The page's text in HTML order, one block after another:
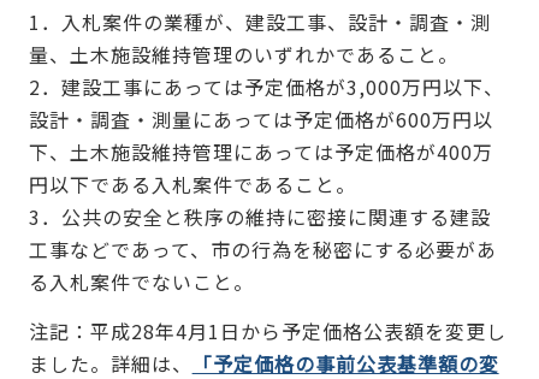
1．入札案件の業種が、建設工事、設計・調査・測
量、土木施設維持管理のいずれかであること。
2．建設工事にあっては予定価格が3,000万円以下、
設計・調査・測量にあっては予定価格が600万円以
下、土木施設維持管理にあっては予定価格が400万
円以下である入札案件であること。
3．公共の安全と秩序の維持に密接に関連する建設
工事などであって、市の行為を秘密にする必要があ
る入札案件でないこと。
注記：平成28年4月1日から予定価格公表額を変更し
ました。詳細は、
「予定価格の事前公表基準額の変